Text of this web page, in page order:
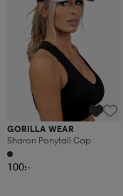
GORILLA WEAR
Sharon Ponytail Cap
100:-